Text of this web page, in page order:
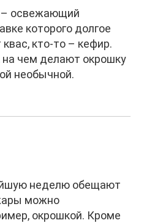
– освежающий
которого долгое
кто-то – кефир.
на чем делают окрошку
необычной.
неделю обещают
можно
окрошкой. Кроме